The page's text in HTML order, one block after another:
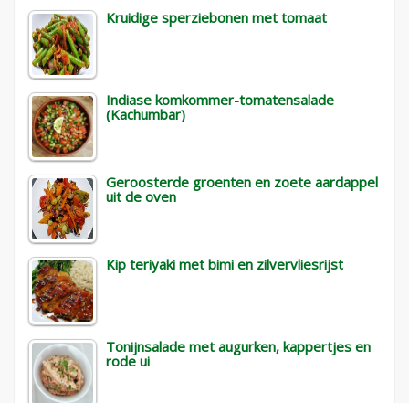
Kruidige sperziebonen met tomaat
Indiase komkommer-tomatensalade
(Kachumbar)
Geroosterde groenten en zoete aardappel
uit de oven
Kip teriyaki met bimi en zilvervliesrijst
Tonijnsalade met augurken, kappertjes en
rode ui